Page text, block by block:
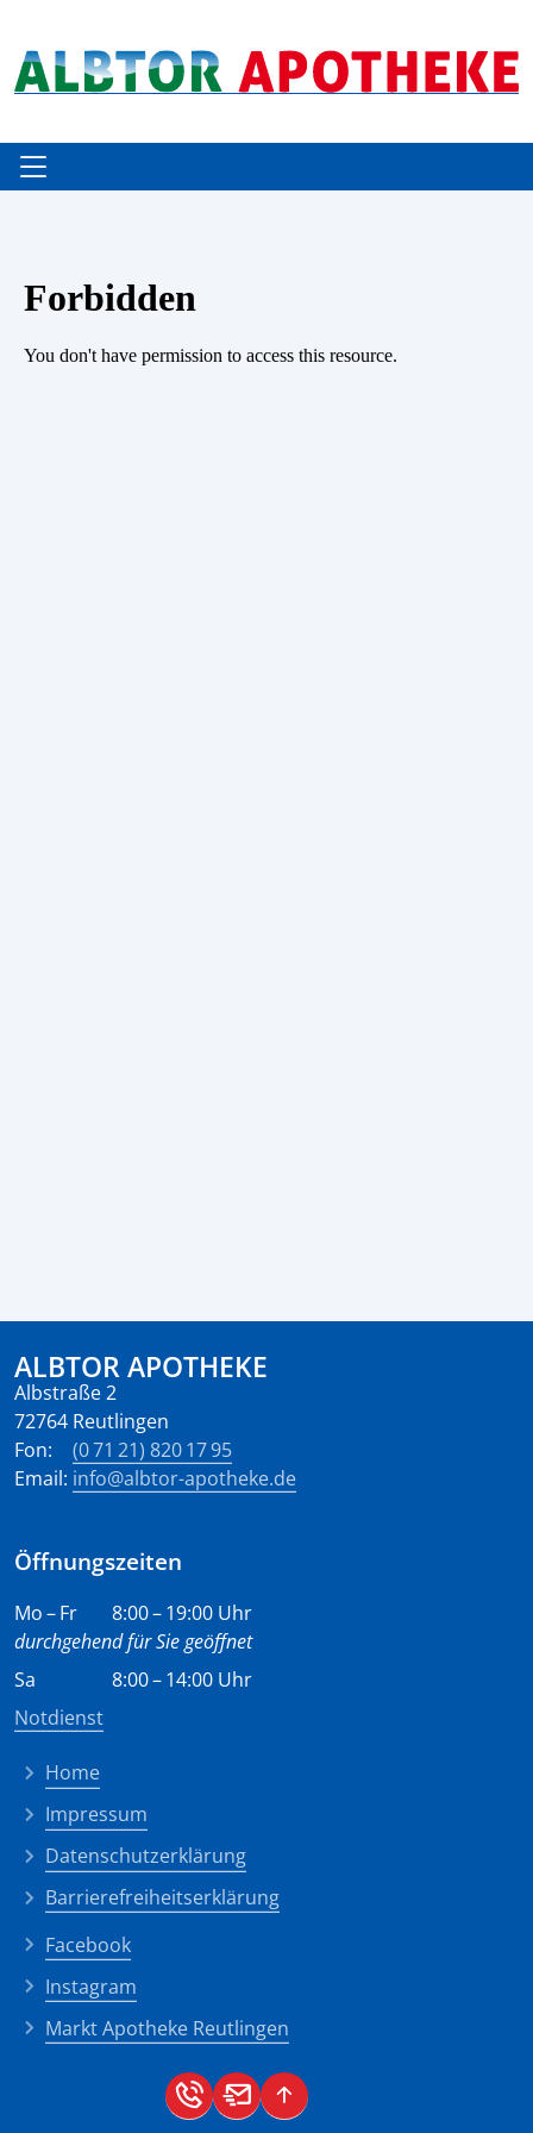
ALBTOR APOTHEKE
Albstraße 2
72764 Reutlingen
Fon:
(0 71 21) 820 17 95
Email: info@albtor-apotheke.de
Öffnungszeiten
Mo – Fr
8:00 – 19:00 Uhr
durchgehend für Sie geöffnet
Sa
8:00 – 14:00 Uhr
Notdienst
Home
Impressum
Datenschutzerklärung
Barrierefreiheitserklärung
Facebook
Instagram
Markt Apotheke Reutlingen